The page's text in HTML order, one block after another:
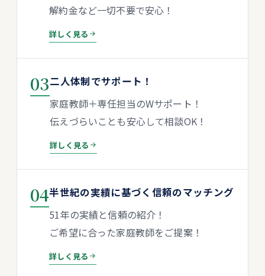
解約金など一切不要で安心！
詳しく見る
03二人体制でサポート！
家庭教師＋専任担当のWサポート！
伝えづらいことも安心して相談OK！
詳しく見る
04半世紀の実績に基づく信頼のマッチング
51年の実績と信頼の紹介！
ご希望に合った家庭教師をご提案！
詳しく見る